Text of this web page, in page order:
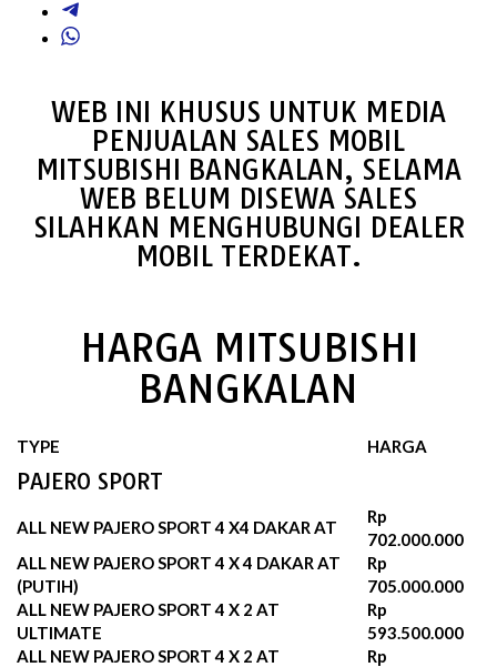
WEB INI KHUSUS UNTUK MEDIA
PENJUALAN SALES MOBIL
MITSUBISHI BANGKALAN, SELAMA
WEB BELUM DISEWA SALES
SILAHKAN MENGHUBUNGI DEALER
MOBIL TERDEKAT.
HARGA MITSUBISHI
BANGKALAN
TYPE HARGA
PAJERO SPORT
ALL NEW PAJERO SPORT 4 X4 DAKAR AT
Rp
702.000.000
ALL NEW PAJERO SPORT 4 X 4 DAKAR AT
(PUTIH)
Rp
705.000.000
ALL NEW PAJERO SPORT 4 X 2 AT
ULTIMATE
Rp
593.500.000
ALL NEW PAJERO SPORT 4 X 2 AT
Rp